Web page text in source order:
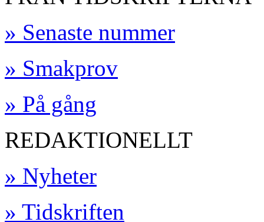
» Senaste nummer
» Smakprov
» På gång
REDAKTIONELLT
» Nyheter
» Tidskriften